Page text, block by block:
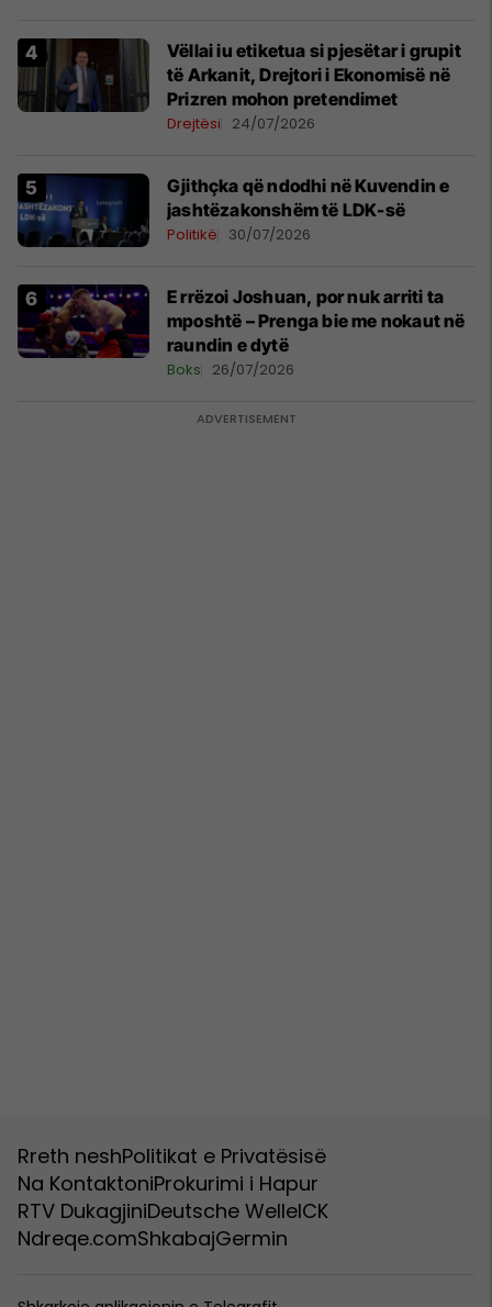
Vëllai iu etiketua si pjesëtar i grupit
të Arkanit, Drejtori i Ekonomisë në
Prizren mohon pretendimet
Drejtësi 24/07/2026
Gjithçka që ndodhi në Kuvendin e
jashtëzakonshëm të LDK-së
Politikë 30/07/2026
E rrëzoi Joshuan, por nuk arriti ta
mposhtë – Prenga bie me nokaut në
raundin e dytë
Boks 26/07/2026
Rreth neshPolitikat e Privatësisë
Na KontaktoniProkurimi i Hapur
RTV DukagjiniDeutsche WelleICK
Ndreqe.comShkabajGermin